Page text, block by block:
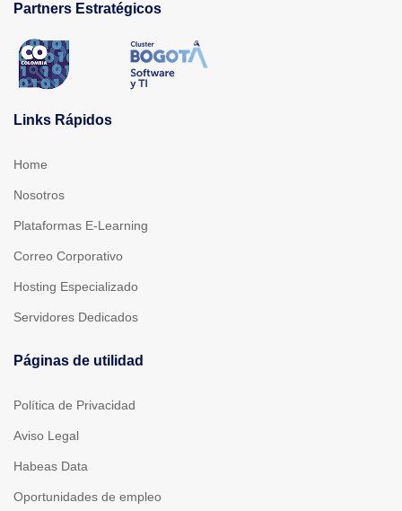
Partners Estratégicos
Links Rápidos
Home
Nosotros
Plataformas E-Learning
Correo Corporativo
Hosting Especializado
Servidores Dedicados
Páginas de utilidad
Política de Privacidad
Aviso Legal
Habeas Data
Oportunidades de empleo